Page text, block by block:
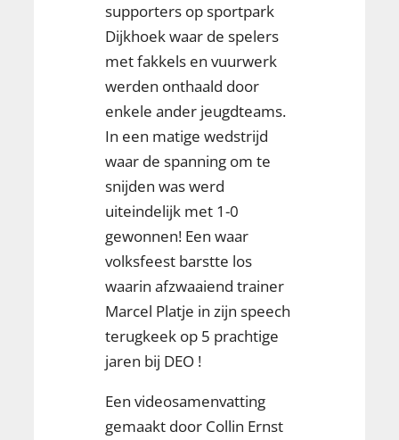
supporters op sportpark
Dijkhoek waar de spelers
met fakkels en vuurwerk
werden onthaald door
enkele ander jeugdteams.
In een matige wedstrijd
waar de spanning om te
snijden was werd
uiteindelijk met 1-0
gewonnen! Een waar
volksfeest barstte los
waarin afzwaaiend trainer
Marcel Platje in zijn speech
terugkeek op 5 prachtige
jaren bij DEO !
Een videosamenvatting
gemaakt door Collin Ernst